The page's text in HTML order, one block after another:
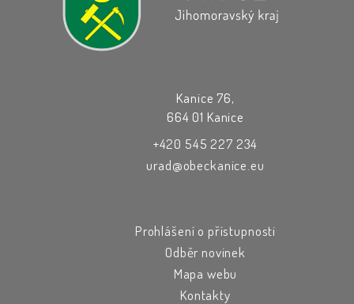
Kanice 76,
664 01 Kanice
+420 545 227 234
urad@obeckanice.eu
Prohlášení o přístupnosti
Odběr novinek
Mapa webu
Kontakty